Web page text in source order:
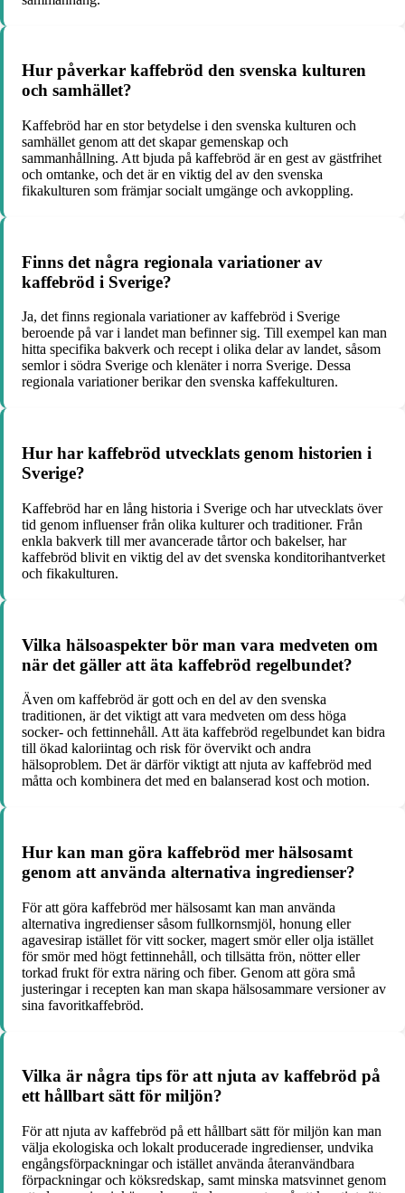
Hur påverkar kaffebröd den svenska kulturen
och samhället?
Kaffebröd har en stor betydelse i den svenska kulturen och
samhället genom att det skapar gemenskap och
sammanhållning. Att bjuda på kaffebröd är en gest av gästfrihet
och omtanke, och det är en viktig del av den svenska
fikakulturen som främjar socialt umgänge och avkoppling.
Finns det några regionala variationer av
kaffebröd i Sverige?
Ja, det finns regionala variationer av kaffebröd i Sverige
beroende på var i landet man befinner sig. Till exempel kan man
hitta specifika bakverk och recept i olika delar av landet, såsom
semlor i södra Sverige och klenäter i norra Sverige. Dessa
regionala variationer berikar den svenska kaffekulturen.
Hur har kaffebröd utvecklats genom historien i
Sverige?
Kaffebröd har en lång historia i Sverige och har utvecklats över
tid genom influenser från olika kulturer och traditioner. Från
enkla bakverk till mer avancerade tårtor och bakelser, har
kaffebröd blivit en viktig del av det svenska konditorihantverket
och fikakulturen.
Vilka hälsoaspekter bör man vara medveten om
när det gäller att äta kaffebröd regelbundet?
Även om kaffebröd är gott och en del av den svenska
traditionen, är det viktigt att vara medveten om dess höga
socker- och fettinnehåll. Att äta kaffebröd regelbundet kan bidra
till ökad kaloriintag och risk för övervikt och andra
hälsoproblem. Det är därför viktigt att njuta av kaffebröd med
måtta och kombinera det med en balanserad kost och motion.
Hur kan man göra kaffebröd mer hälsosamt
genom att använda alternativa ingredienser?
För att göra kaffebröd mer hälsosamt kan man använda
alternativa ingredienser såsom fullkornsmjöl, honung eller
agavesirap istället för vitt socker, magert smör eller olja istället
för smör med högt fettinnehåll, och tillsätta frön, nötter eller
torkad frukt för extra näring och fiber. Genom att göra små
justeringar i recepten kan man skapa hälsosammare versioner av
sina favoritkaffebröd.
Vilka är några tips för att njuta av kaffebröd på
ett hållbart sätt för miljön?
För att njuta av kaffebröd på ett hållbart sätt för miljön kan man
välja ekologiska och lokalt producerade ingredienser, undvika
engångsförpackningar och istället använda återanvändbara
förpackningar och köksredskap, samt minska matsvinnet genom